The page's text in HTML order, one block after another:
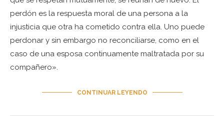
perdón es la respuesta moral de una persona a la
injusticia que otra ha cometido contra ella. Uno puede
perdonar y sin embargo no reconciliarse, como en el
caso de una esposa continuamente maltratada por su
compañero».
CONTINUAR LEYENDO